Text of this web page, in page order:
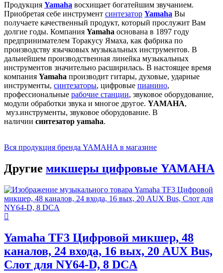
Продукция Yamaha восхищает богатейшим звучанием.
Приобретая себе инструмент синтезатор Yamaha Вы
получаете качественный продукт, который прослужит Вам
долгие годы. Компания Yamaha основана в 1897 году
предпринимателем Торакусу Ямаха, как фабрика по
производству язычковых музыкальных инструментов. В
дальнейшем производственная линейка музыкальных
инструментов значительно расширилась. В настоящее время
компания Yamaha производит гитары, духовые, ударные
инструменты, синтезаторы, цифровые пианино,
профессиональные рабочие станции, звуковое оборудование,
модули обработки звука и многое другое. YAMAHA,
муз.инструменты, звуковое оборудование. В
наличии синтезатор yamaha.
Вся продукция бренда YAMAHA в магазине
Другие микшеры цифровые YAMAHA
Yamaha TF3 Цифровой микшер, 48
каналов, 24 входа, 16 вых, 20 AUX Bus,
Слот для NY64-D, 8 DCA